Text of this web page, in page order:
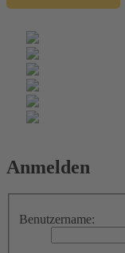
Anmelden
Benutzername: